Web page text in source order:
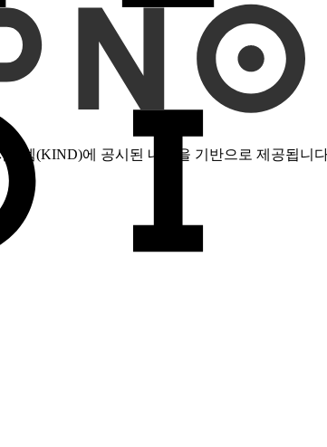
템(KIND)에 공시된 내용을 기반으로 제공됩니